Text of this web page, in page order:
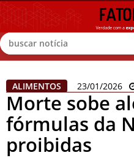
Buscar
ALIMENTOS 23/01/2026
Morte sobe
fórmulas da
proibidas